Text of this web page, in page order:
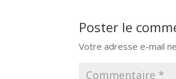
Poster le
Votre adresse e-mail